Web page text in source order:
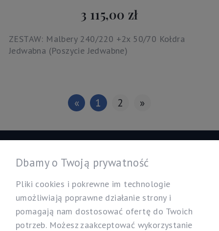
3 115,00 zł
ZESTAW: Malbery 240/220 +2x 50/70 Kołdra
Jedwabna (Poszycie Jedwabne)
« 1 2 »
Nasz sklep
Dbamy o Twoją prywatność
Pliki cookies i pokrewne im technologie
umożliwiają poprawne działanie strony i
pomagają nam dostosować ofertę do Twoich
potrzeb. Możesz zaakceptować wykorzystanie